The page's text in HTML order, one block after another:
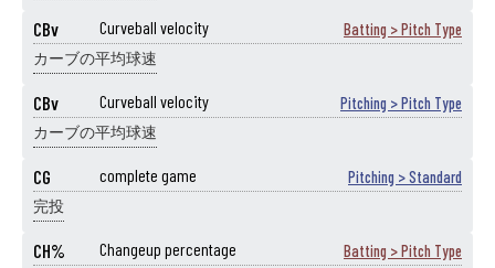
CBv Curveball velocity Batting > Pitch Type
カーブの平均球速
CBv Curveball velocity Pitching > Pitch Type
カーブの平均球速
CG complete game Pitching > Standard
完投
CH% Changeup percentage Batting > Pitch Type